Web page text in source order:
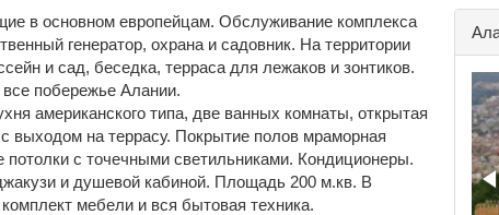
в основном европейцам. Обслуживание комплекса
генератор, охрана и садовник. На территории
и сад, беседка, терраса для лежаков и зонтиков.
побережье Алании.
американского типа, две ванных комнаты, открытая
выходом на террасу. Покрытие полов мраморная
потолки с точечными светильниками. Кондиционеры.
и душевой кабиной. Площадь 200 м.кв. В
мебели и вся бытовая техника.